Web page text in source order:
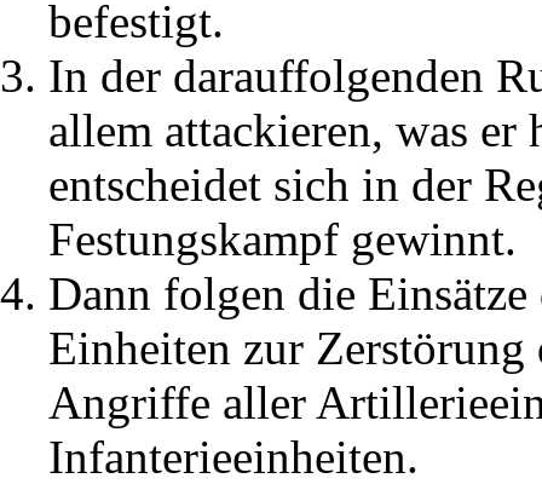
befestigt.
In der darauffolgenden
allem attackieren, was er
entscheidet sich in der
Festungskampf gewinnt.
Dann folgen die
Einheiten zur
Angriffe aller
Infanterieeinheiten.